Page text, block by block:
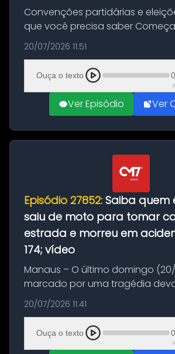
Convenções partidárias e
que você precisa saber
segunda-feira e vai até 5 de
para que partidos políticos e
partidárias realizem suas
20/07/2026 11:51
Ouça o texto
Ver Episódio Ver
Episódio 27852: Saiba quem
saiu de moto para tomar
estrada e morreu em
174; vídeo
Manaus – O último domingo
marcado por uma tragédia
resultou na morte precoce de
BR-174, na zona rural de Manaus.
com destino a um típico café
20/07/2026 11:41
Ouça o texto